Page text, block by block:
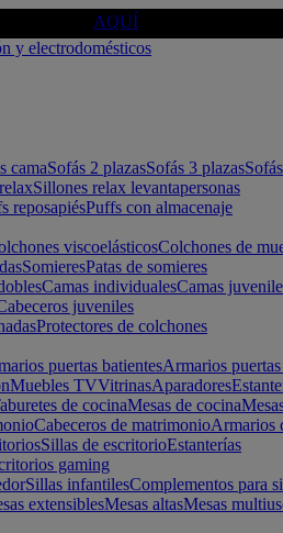
AQUÍ
camaSofás 2 plazasSofás 3 plazas
Sillones relax levantapersonas
reposapiésPuffs con almacenaje
viscoelásticosColchones de
SomieresPatas de somieres
Camas individualesCamas
juveniles
Protectores de colchones
puertas batientesArmarios
Muebles TVVitrinasAparadores
de cocinaMesas de cocina
Cabeceros de matrimonioArmarios
Sillas de escritorioEstanterías
gaming
Sillas infantilesComplementos para
extensiblesMesas altasMesas